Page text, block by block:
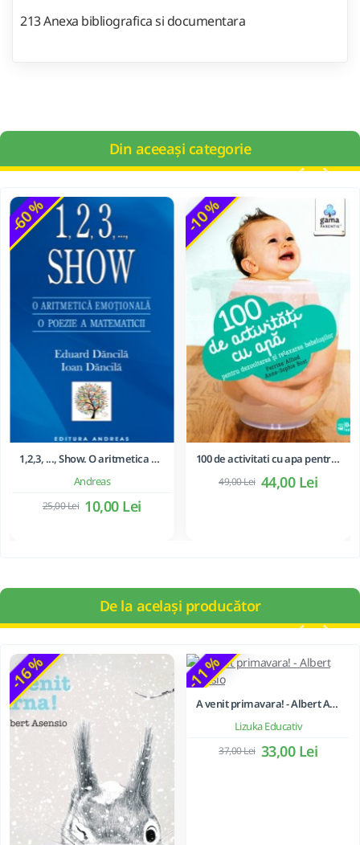
213 Anexa bibliografica si documentara
Din aceeași categorie
-60 %
Andreas
1,2,3, ..., Show. O aritmetica emotionala, o poezie a matematicii - Ioan Dancila
10,00 Lei
25,00 Lei
-10 %
100 de activitati cu apa pentru dezvoltarea si relaxarea bebelusilor - Perrine Alliod
44,00 Lei
49,00 Lei
De la același producător
-16 % -11 %
Lizuka Educativ
A venit primavara! - Albert Asensio
33,00 Lei
37,00 Lei